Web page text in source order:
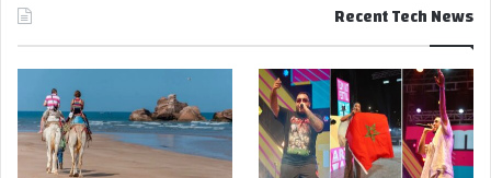
Recent Tech News